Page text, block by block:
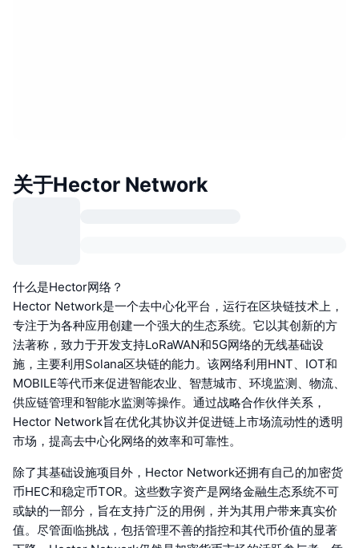
关于Hector Network
什么是Hector网络？
Hector Network是一个去中心化平台，运行在区块链技术上，
专注于为各种应用创建一个强大的生态系统。它以其创新的方
法著称，致力于开发支持LoRaWAN和5G网络的无线基础设
施，主要利用Solana区块链的能力。该网络利用HNT、IOT和
MOBILE等代币来促进智能农业、智慧城市、环境监测、物流、
供应链管理和智能水监测等操作。通过战略合作伙伴关系，
Hector Network旨在优化其协议并促进链上市场流动性的透明
市场，提高去中心化网络的效率和可靠性。
除了其基础设施项目外，Hector Network还拥有自己的加密货
币HEC和稳定币TOR。这些数字资产是网络金融生态系统不可
或缺的一部分，旨在支持广泛的用例，并为其用户带来真实价
值。尽管面临挑战，包括管理不善的指控和其代币价值的显著